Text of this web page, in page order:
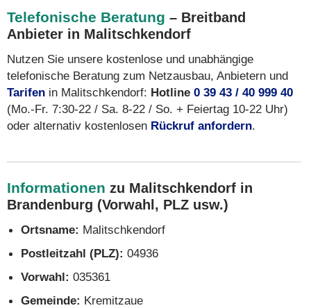
Telefonische Beratung – Breitband
Anbieter in Malitschkendorf
Nutzen Sie unsere kostenlose und unabhängige
telefonische Beratung zum Netzausbau, Anbietern und
Tarifen in Malitschkendorf: Hotline 0 39 43 / 40 999 40
(Mo.-Fr. 7:30-22 / Sa. 8-22 / So. + Feiertag 10-22 Uhr)
oder alternativ kostenlosen Rückruf anfordern.
Informationen zu Malitschkendorf in
Brandenburg (Vorwahl, PLZ usw.)
Ortsname: Malitschkendorf
Postleitzahl (PLZ): 04936
Vorwahl: 035361
Gemeinde: Kremitzaue